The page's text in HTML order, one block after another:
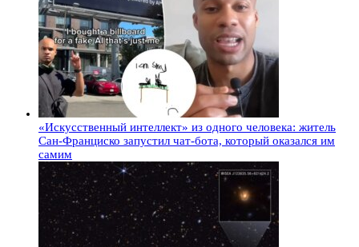
«Искусственный интеллект» из одного человека: житель
Сан-Франциско запустил чат-бота, который оказался им
самим